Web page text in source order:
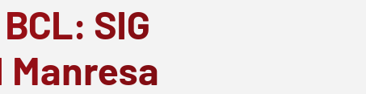
SIG
Manresa